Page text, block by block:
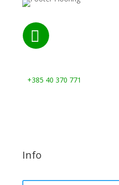

+385 40 370 771
Info